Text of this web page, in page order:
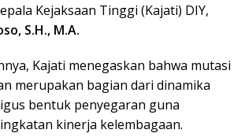
Kejaksaan Tinggi (Kajati) DIY,
S.H., M.A.
Kajati menegaskan bahwa mutasi
merupakan bagian dari dinamika
bentuk penyegaran guna
kinerja kelembagaan.